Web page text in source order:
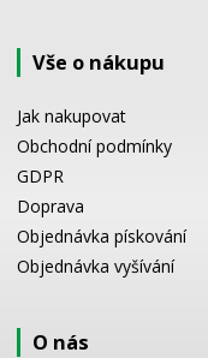
Vše o nákupu
Jak nakupovat
Obchodní podmínky
GDPR
Doprava
Objednávka pískování
Objednávka vyšívání
O nás